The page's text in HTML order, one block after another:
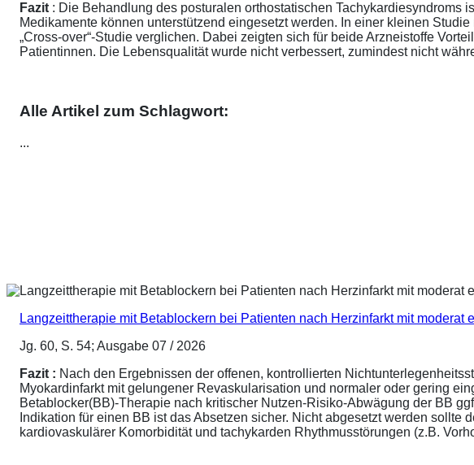
Fazit : Die Behandlung des posturalen orthostatischen Tachykardiesyndroms
Medikamente können unterstützend eingesetzt werden. In einer kleinen
„Cross-over“-Studie verglichen. Dabei zeigten sich für beide Arzneistoffe
Patientinnen. Die Lebensqualität wurde nicht verbessert, zumindest nicht
Alle Artikel zum Schlagwort:
...
Langzeittherapie mit Betablockern bei Patienten nach Herzinfarkt mit moderat
Jg. 60, S. 54; Ausgabe 07 / 2026
Fazit : Nach den Ergebnissen der offenen, kontrollierten
Myokardinfarkt mit gelungener Revaskularisation und normaler oder gering
Betablocker(BB)-Therapie nach kritischer Nutzen-Risiko-Abwägung der BB
Indikation für einen BB ist das Absetzen sicher. Nicht abgesetzt werden
kardiovaskulärer Komorbidität und tachykarden Rhythmusstörungen (z.B.